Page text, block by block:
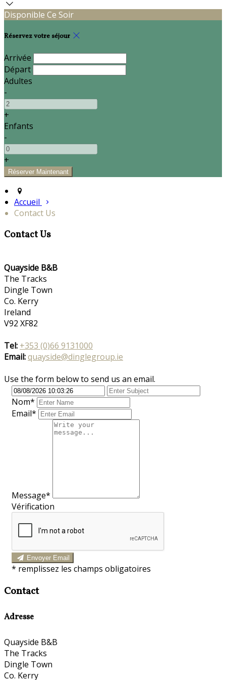
Disponible Ce Soir
Réservez votre séjour
Arrivée
Départ
Adultes
-
+
Enfants
-
+
Accueil
Contact Us
Contact Us
Quayside B&B
The Tracks
Dingle Town
Co. Kerry
Ireland
V92 XF82
Tel: +353 (0)66 9131000
Email:quayside@dinglegroup.ie
Use the form below to send us an email.
Nom*
Email*
Message*
Vérification
Envoyer Email
* remplissez les champs obligatoires
Contact
Adresse
Quayside B&B
The Tracks
Dingle Town
Co. Kerry